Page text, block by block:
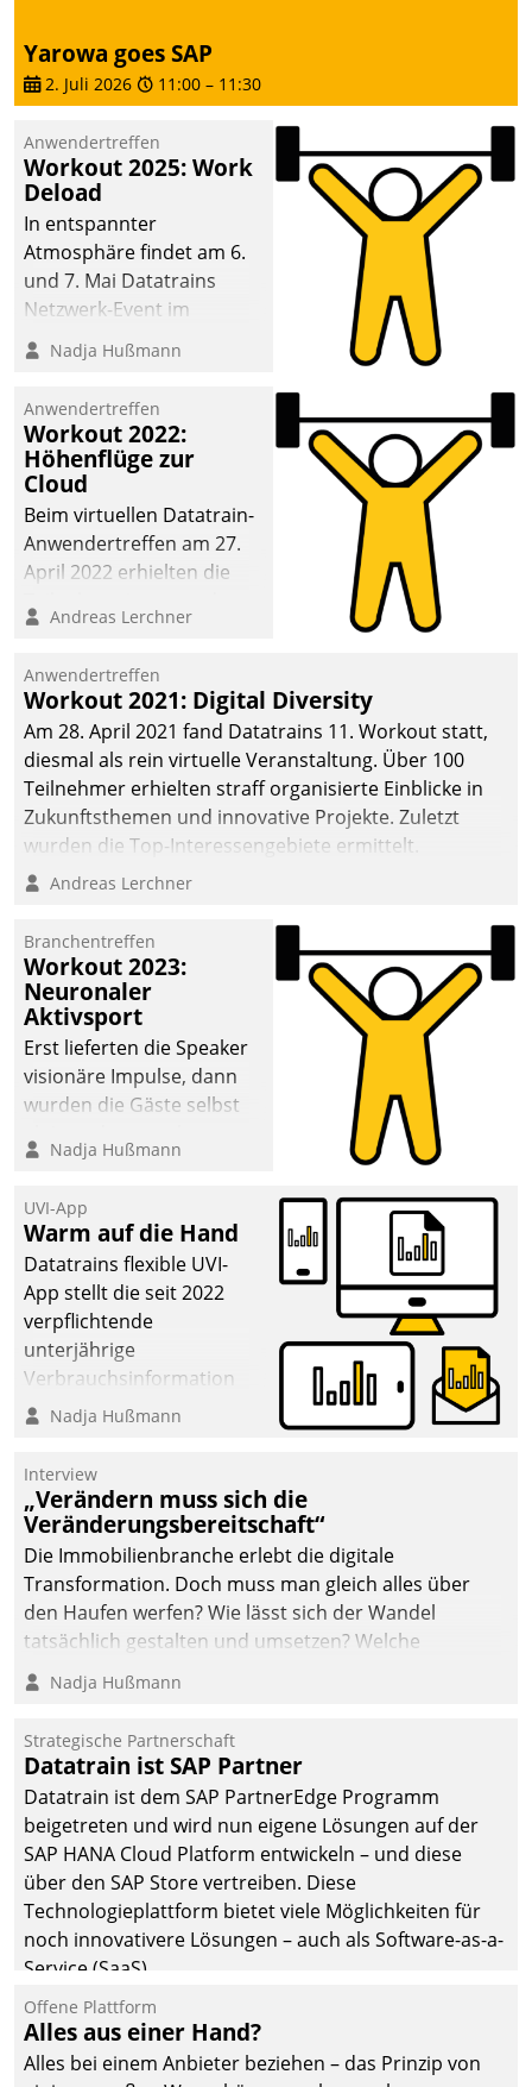
Yarowa goes SAP
2. Juli 2026 11:00 – 11:30
Anwendertreffen
Workout 2025: Work
Deload
In entspannter
Atmosphäre findet am 6.
und 7. Mai Datatrains
Netzwerk-Event im
Kunden- und Partnerkreis
statt. Zentrale Frage: Wie
Mammutprojekte
meistern und Workloads
wuppen – bei zunehmend
anspruchsvollen
Aufgaben und
abnehmendem
Nadja Hußmann
Anwendertreffen
Workout 2022:
Höhenflüge zur
Cloud
Beim virtuellen Datatrain-
Anwendertreffen am 27.
April 2022 erhielten die
Teilnehmer kurzweilige
Cloud-Strategien und -
Lösungen mit hohem
Zukunftspotenzial.
Andreas Lerchner
Anwendertreffen
Workout 2021: Digital Diversity
Am 28. April 2021 fand Datatrains 11. Workout statt,
diesmal als rein virtuelle Veranstaltung. Über 100
Teilnehmer erhielten straff organisierte Einblicke in
Zukunftsthemen und innovative Projekte. Zuletzt
wurden die Top-Interessengebiete ermittelt.
Andreas Lerchner
Branchentreffen
Workout 2023:
Neuronaler
Aktivsport
Erst lieferten die Speaker
visionäre Impulse, dann
wurden die Gäste selbst
methodisch
Quartier. Dazwischen
zeigte Datatrain, was es
Neues zu bieten hat.
Nadja Hußmann
UVI-App
Warm auf die Hand
Datatrains flexible UVI-
App stellt die seit 2022
verpflichtende
unterjährige
Verbrauchsinformation
schnell, zuverlässig und
Die monatlichen
Mitteilungen zum
Heizungs- und
Wasserverbrauch gehen
automatisiert, vollständig
und auf Wunsch über
mehrere zuvor
Kommunikationswege bei
Nadja Hußmann
Interview
„Verändern muss sich die
Veränderungsbereitschaft“
Die Immobilienbranche erlebt die digitale
Transformation. Doch muss man gleich alles über
den Haufen werfen? Wie lässt sich der Wandel
tatsächlich gestalten und umsetzen? Welche
Argumente zählen wirklich?
Nadja Hußmann
Strategische Partnerschaft
Datatrain ist SAP Partner
Datatrain ist dem SAP PartnerEdge Programm
beigetreten und wird nun eigene Lösungen auf der
SAP HANA Cloud Platform entwickeln – und diese
über den SAP Store vertreiben. Diese
Technologieplattform bietet viele Möglichkeiten für
noch innovativere Lösungen – auch als Software-as-a-
Service (SaaS).
Offene Plattform
Alles aus einer Hand?
Alles bei einem Anbieter beziehen – das Prinzip von